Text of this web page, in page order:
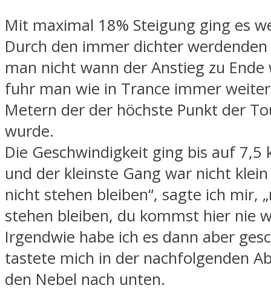
Mit maximal 18% Steigung ging es
Durch den immer dichter werdenden
man nicht wann der Anstieg zu Ende
fuhr man wie in Trance immer
Metern der der höchste Punkt der
wurde.
Die Geschwindigkeit ging bis auf 7,5
und der kleinste Gang war nicht
nicht stehen bleiben“, sagte ich mir,
stehen bleiben, du kommst hier nie
Irgendwie habe ich es dann aber
tastete mich in der nachfolgenden
den Nebel nach unten.